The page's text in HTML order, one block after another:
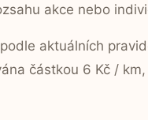
akce nebo
aktuálních
částkou 6 Kč /